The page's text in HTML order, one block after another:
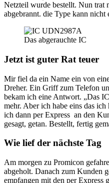
Netzteil wurde bestellt. Nun trat
abgebrannt. die Type kann nicht
Das abgerauchte IC
Jetzt ist guter Rat teuer
Mir fiel da ein Name ein von
Dreher. Ein Griff zum Telefon
bekam ich eine Antwort. „Das
mehr. Aber ich habe eins das
ich dann per Express an den
gesagt, getan. Bestellt, fertig
Wie lief der nächste Tag
Am morgen zu Promicon
abgeholt. Danach zum Kunden
empfangen mit den per Express